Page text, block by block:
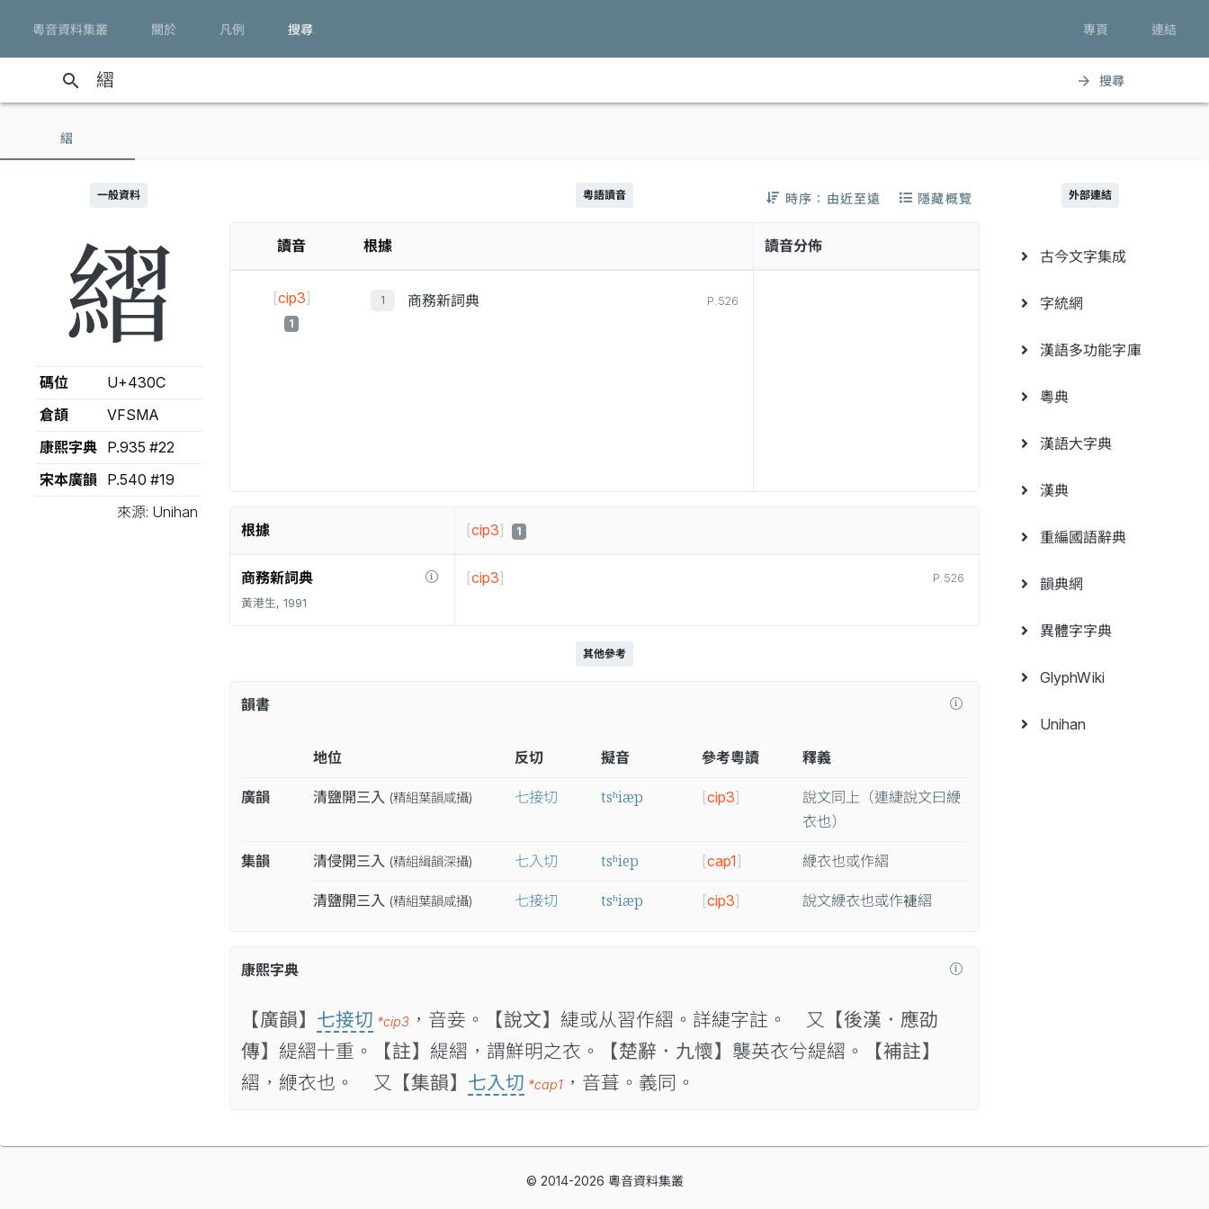
粵音資料集叢 關於 凡例 搜尋 專頁 連結
search arrow_forward 搜尋
䌌
一般資料
䌌
碼位
U+430C
倉頡
VFSMA
康熙字典
P.935 #22
宋本廣韻
P.540 #19
來源: Unihan
粵語讀音 時序：由近至遠 隱藏概覽
讀音 根據
[cip3]
1
商務新詞典 P.526
讀音分佈
根據 [cip3] 1
商務新詞典
黃港生, 1991
P.526
[cip3]
其他參考
韻書
地位 反切 擬音 參考粵讀 釋義
廣韻 清鹽開三入 (精組葉韻咸攝) 七接切 tsʰiæp [cip3]
說文同上（連緁說文曰緶
衣也）
集韻 清侵開三入 (精組緝韻深攝) 七入切 tsʰiep [cap1] 緶衣也或作䌌
清鹽開三入 (精組葉韻咸攝) 七接切 tsʰiæp [cip3] 說文緶衣也或作𧚨䌌
康熙字典
【廣韻】 七接切 *cip3 ，音妾。 【說文】 緁或从習作䌌。詳緁字註。 又
【後漢．應劭
傳】 緹䌌十重。 【註】 緹䌌，謂鮮明之衣。 【楚辭．九懷】 襲英衣兮緹䌌。
【補註】
䌌，緶衣也。 又
【集韻】 七入切 *cap1 ，音葺。義同。
外部連結
古今文字集成
字統網
漢語多功能字庫
粵典
漢語大字典
漢典
重編國語辭典
韻典網
異體字字典
GlyphWiki
Unihan
© 2014-2026 粵音資料集叢